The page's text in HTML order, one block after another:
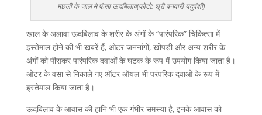
मछली के जाल मे फंसा ऊदबिलाव(फोटो: श्री बनवारी यदुवंशी)
खाल के अलावा ऊदबिलाव के शरीर के अंगों के “पारंपरिक” चिकित्सा में
इस्तेमाल होने की भी खबरें हैं, ओटर जननांगों, खोपड़ी और अन्य शरीर के
अंगों को पीसकर पारंपरिक दवाओं के घटक के रूप में उपयोग किया जाता है।
ओटर के वसा से निकाले गए ऑटर ऑयल भी परंपरिक दवाओं के रूप में
इस्तेमाल किया जाता है।
ऊदबिलाव के आवास की हानि भी एक गंभीर समस्या है, इनके आवास को